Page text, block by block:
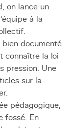
on lance un
à la
bien documenté
connaître la loi
pression. Une
sur la
pédagogique,
fossé. En